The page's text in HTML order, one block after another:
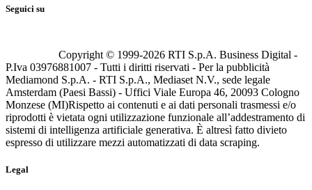
Seguici su
Copyright © 1999-2026 RTI S.p.A. Business Digital -
P.Iva 03976881007 - Tutti i diritti riservati - Per la pubblicità
Mediamond S.p.A. - RTI S.p.A., Mediaset N.V., sede legale
Amsterdam (Paesi Bassi) - Uffici Viale Europa 46, 20093 Cologno
Monzese (MI)Rispetto ai contenuti e ai dati personali trasmessi e/o
riprodotti è vietata ogni utilizzazione funzionale all’addestramento di
sistemi di intelligenza artificiale generativa. È altresì fatto divieto
espresso di utilizzare mezzi automatizzati di data scraping.
Legal